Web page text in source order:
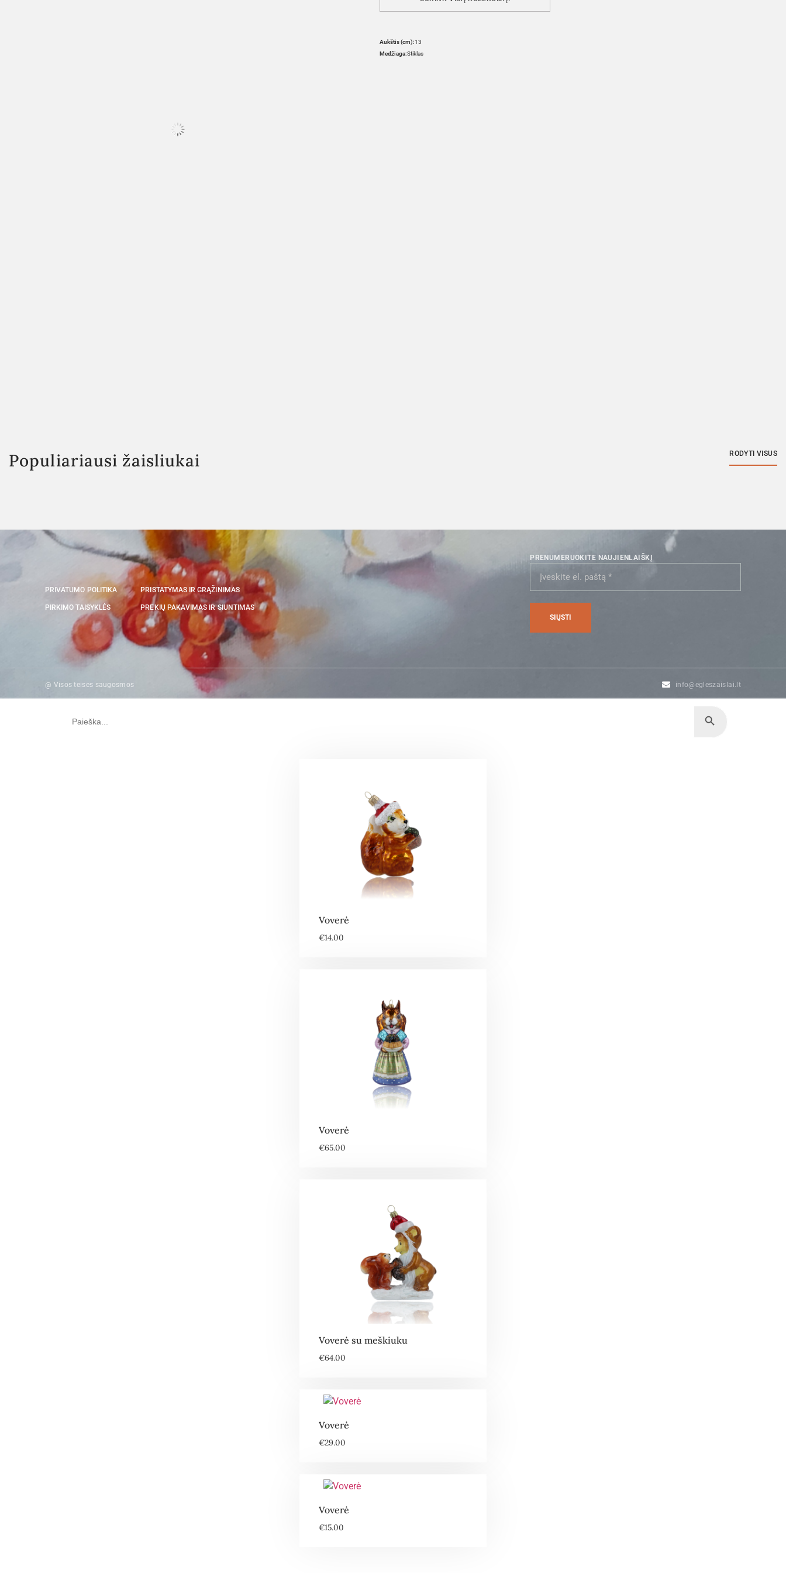
Aukštis (cm):13
Medžiaga:Stiklas
Populiariausi žaisliukai RODYTI VISUS
PRIVATUMO POLITIKA
PIRKIMO TAISYKLĖS
PRISTATYMAS IR GRĄŽINIMAS
PREKIŲ PAKAVIMAS IR SIUNTIMAS
PRENUMERUOKITE NAUJIENLAIŠKĮ
@ Visos teisės saugosmos info@egleszaislai.lt
Voverė
€14.00
Voverė
€65.00
Voverė su meškiuku
€64.00
Voverė
€29.00
Voverė
€15.00